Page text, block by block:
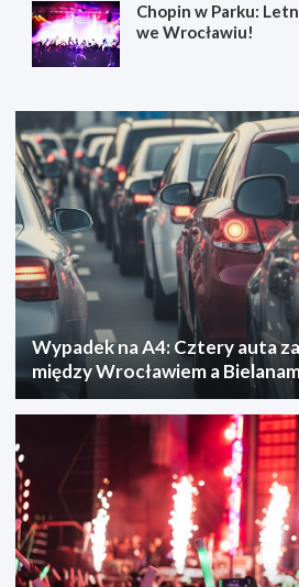
Chopin w Parku:
we Wrocławiu!
Wypadek na A4: Cztery auta
między Wrocławiem a